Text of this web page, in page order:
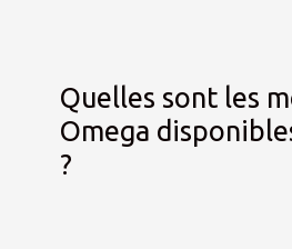
Quelles sont les
Omega
?